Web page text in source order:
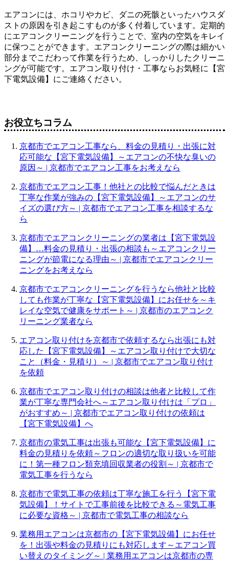
エアコンには、ホコリやカビ、ダニの死骸といったハウスダ
ストの原因を引き起こすものが多く付着しています。定期的
にエアコンクリーニングを行うことで、室内の空気をキレイ
に保つことができます。エアコンクリーニングの際は細かい
部分までこだわって作業を行うため、しっかりしたクリーニ
ングが可能です。エアコン取り付け・工事ならお気軽に【宮
下電気設備】にご連絡ください。
お役立ちコラム
京都市でエアコン工事なら、料金の見積り・出張に対
応可能な【宮下電気設備】～エアコンの不快な臭いの
原因～ | 京都市でエアコン工事をお考えなら
京都市でエアコン工事！他社との比較で悩んだときは
丁寧な作業が強みの【宮下電気設備】～エアコンのサ
イズの選び方～ | 京都市でエアコン工事を相談するな
ら
京都市でエアコンクリーニングの業者は【宮下電気設
備】…料金の見積り・出張の相談も～エアコンクリー
ニングが節電になる理由～ | 京都市でエアコンクリー
ニングをお考えなら
京都市でエアコンクリーニングを行うなら他社と比較
しても作業が丁寧な【宮下電気設備】にお任せを～キ
レイな空気で健康をサポート～ | 京都市のエアコンク
リーニング業者なら
エアコン取り付けを京都市で依頼するなら出張にも対
応した【宮下電気設備】～エアコン取り付けで大切な
こと（料金・見積り）～ | 京都市でエアコン取り付け
を依頼
京都市でエアコン取り付けの相談は他者と比較して作
業が丁寧な専門会社へ～エアコン取り付けは「プロ」
がおすすめ～ | 京都市でエアコン取り付けの依頼は
【宮下電気設備】へ
京都市の電気工事は出張も可能な【宮下電気設備】に
料金の見積りを依頼～フロンの適切な取り扱いを可能
に！第一種フロン類充填回収業者の役割～ | 京都市で
電気工事を行うなら
京都市で電気工事の依頼は丁寧な施工を行う【宮下電
気設備】！サイトで工事前後を比較できる～電気工事
に必要な資格～ | 京都市で電気工事の相談なら
業務用エアコンは京都市の【宮下電気設備】にお任せ
を！出張や料金の見積りにも対応します～エアコン買
い替えのタイミング～ | 業務用エアコンは京都市の専